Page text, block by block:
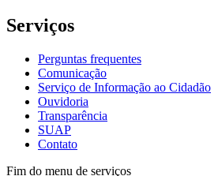
Serviços
Perguntas frequentes
Comunicação
Serviço de Informação ao Cidadão
Ouvidoria
Transparência
SUAP
Contato
Fim do menu de serviços